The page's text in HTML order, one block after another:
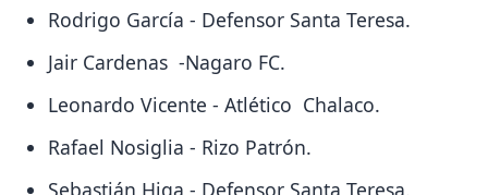
Rodrigo García - Defensor Santa Teresa.
Jair Cardenas -Nagaro FC.
Leonardo Vicente - Atlético Chalaco.
Rafael Nosiglia - Rizo Patrón.
Sebastián Higa - Defensor Santa Teresa.